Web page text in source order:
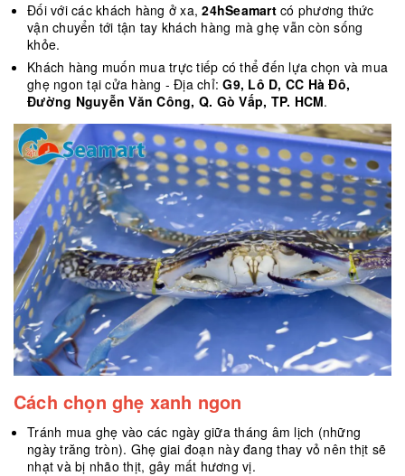
Đối với các khách hàng ở xa,24hSeamartcó phương thức
vận chuyển tới tận tay khách hàng mà ghẹ vẫn còn sống
khỏe.
Khách hàng muốn mua trực tiếp có thể đến lựa chọn và mua
ghẹ ngon tại cửa hàng - Địa chỉ:G9, Lô D, CC Hà Đô,
Đường Nguyễn Văn Công, Q. Gò Vấp, TP. HCM.
Cách chọn ghẹ xanh ngon
Tránh mua ghẹ vào các ngày giữa tháng âm lịch (những
ngày trăng tròn). Ghẹ giai đoạn này đang thay vỏ nên thịt sẽ
nhạt và bị nhão thịt, gây mất hương vị.